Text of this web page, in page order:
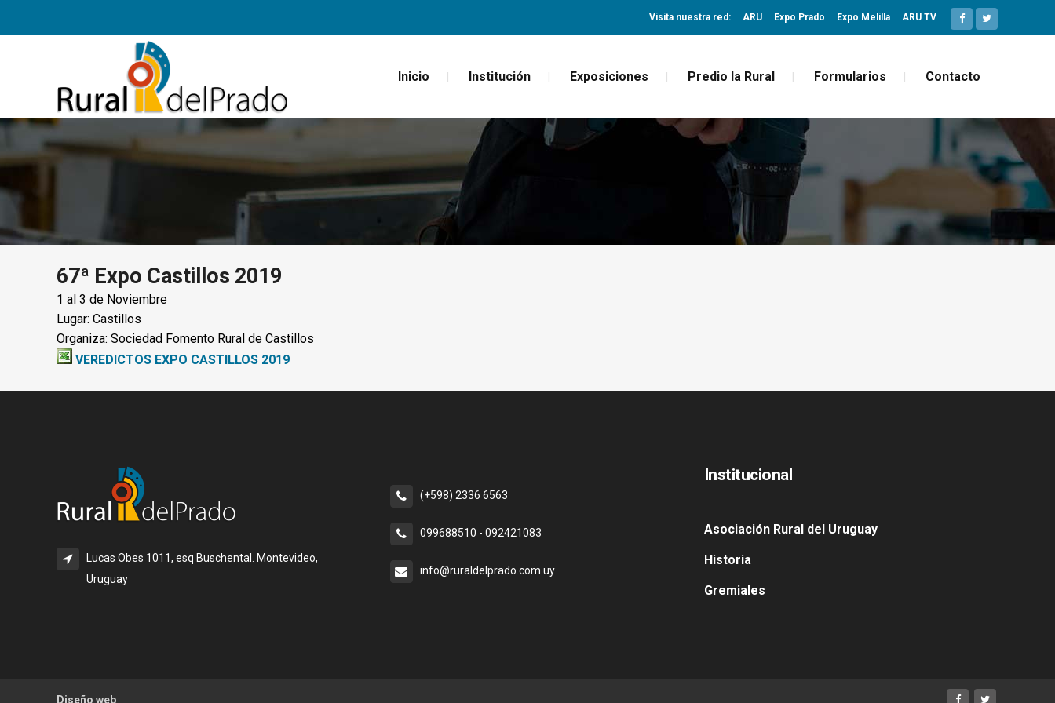
Visita nuestra red: ARU Expo Prado Expo Melilla ARU TV
Inicio Institución Exposiciones Predio la Rural Formularios Contacto
67ª Expo Castillos 2019
1 al 3 de Noviembre
Lugar: Castillos
Organiza: Sociedad Fomento Rural de Castillos
VEREDICTOS EXPO CASTILLOS 2019
Lucas Obes 1011, esq Buschental. Montevideo,
Uruguay
(+598) 2336 6563
099688510 - 092421083
info@ruraldelprado.com.uy
Institucional
Asociación Rural del Uruguay
Historia
Gremiales
Diseño web